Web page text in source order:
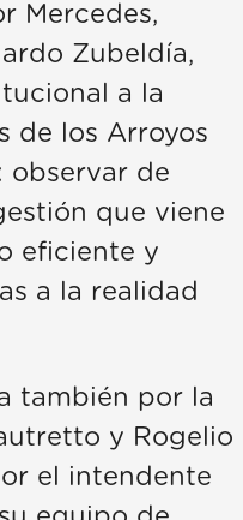
Mercedes,
Zubeldía,
a la
de los Arroyos
observar de
que viene
eficiente y
a la realidad
también por la
y Rogelio
el intendente